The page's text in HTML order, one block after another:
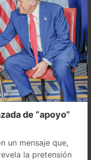
de “apoyo”
un mensaje que,
la pretensión